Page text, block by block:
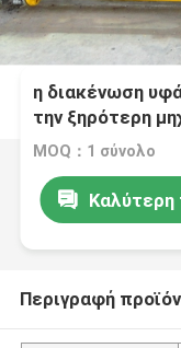
η διακένωση
την ξηρότερη
MOQ：1 σύνολο
Καλύτερη
Περιγραφή